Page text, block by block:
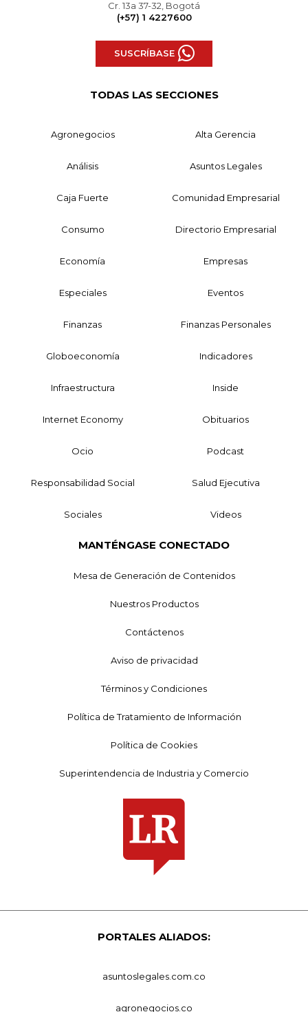
Cr. 13a 37-32, Bogotá
(+57) 1 4227600
SUSCRÍBASE
TODAS LAS SECCIONES
Agronegocios Alta Gerencia
Análisis Asuntos Legales
Caja Fuerte Comunidad Empresarial
Consumo Directorio Empresarial
Economía Empresas
Especiales Eventos
Finanzas Finanzas Personales
Globoeconomía Indicadores
Infraestructura Inside
Internet Economy Obituarios
Ocio Podcast
Responsabilidad Social Salud Ejecutiva
Sociales Videos
MANTÉNGASE CONECTADO
Mesa de Generación de Contenidos
Nuestros Productos
Contáctenos
Aviso de privacidad
Términos y Condiciones
Política de Tratamiento de Información
Política de Cookies
Superintendencia de Industria y Comercio
PORTALES ALIADOS:
asuntoslegales.com.co
agronegocios.co